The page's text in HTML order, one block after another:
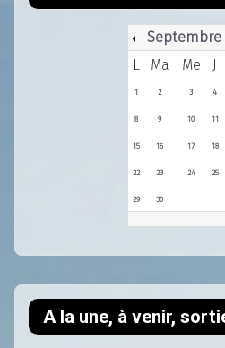
A la une, à venir,
Septembre
L
Ma Me J
1 2 3 4
8 9 10 11
15 16 17 18
22 23 24 25
29 30